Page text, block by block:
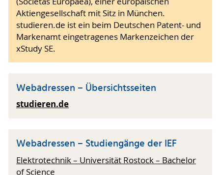
Aktiengesellschaft mit Sitz in München.
studieren.de ist ein beim Deutschen Patent- und
Markenamt eingetragenes Markenzeichen der
xStudy SE.
Webadressen – Übersichtsseiten
studieren.de
Webadressen – Studiengänge der IEF
Elektrotechnik – Universität Rostock – Bachelor
of Science